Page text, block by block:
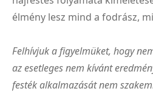
élmény lesz mind a fodrász,
Felhívjuk a figyelmüket, hogy
az esetleges nem kívánt
festék alkalmazását nem